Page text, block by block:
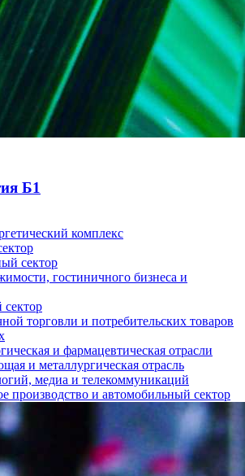
Б1
комплекс
сектор
гостиничного бизнеса и
торговли и потребительских товаров
и фармацевтическая отрасли
и металлургическая отрасль
медиа и телекоммуникаций
производство и автомобильный сектор